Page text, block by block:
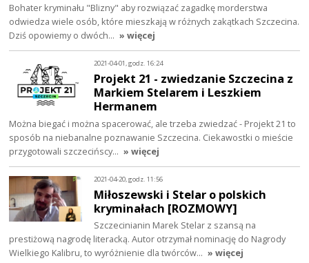
Bohater kryminału "Blizny" aby rozwiązać zagadkę morderstwa
odwiedza wiele osób, które mieszkają w różnych zakątkach Szczecina.
Dziś opowiemy o dwóch… » więcej
2021-04-01, godz. 16:24
Projekt 21 - zwiedzanie Szczecina z
Markiem Stelarem i Leszkiem
Hermanem
Można biegać i można spacerować, ale trzeba zwiedzać - Projekt 21 to
sposób na niebanalne poznawanie Szczecina. Ciekawostki o mieście
przygotowali szczecińscy… » więcej
2021-04-20, godz. 11:56
Miłoszewski i Stelar o polskich
kryminałach [ROZMOWY]
Szczecinianin Marek Stelar z szansą na
prestiżową nagrodę literacką. Autor otrzymał nominację do Nagrody
Wielkiego Kalibru, to wyróżnienie dla twórców… » więcej